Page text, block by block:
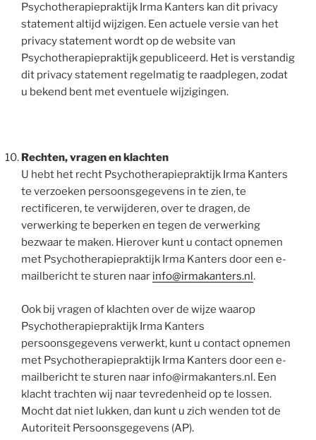
Psychotherapiepraktijk Irma Kanters kan dit privacy
statement altijd wijzigen. Een actuele versie van het
privacy statement wordt op de website van
Psychotherapiepraktijk gepubliceerd. Het is verstandig
dit privacy statement regelmatig te raadplegen, zodat
u bekend bent met eventuele wijzigingen.
Rechten, vragen en klachten
U hebt het recht Psychotherapiepraktijk Irma Kanters
te verzoeken persoonsgegevens in te zien, te
rectificeren, te verwijderen, over te dragen, de
verwerking te beperken en tegen de verwerking
bezwaar te maken. Hierover kunt u contact opnemen
met Psychotherapiepraktijk Irma Kanters door een e-
mailbericht te sturen naar info@irmakanters.nl.
Ook bij vragen of klachten over de wijze waarop
Psychotherapiepraktijk Irma Kanters
persoonsgegevens verwerkt, kunt u contact opnemen
met Psychotherapiepraktijk Irma Kanters door een e-
mailbericht te sturen naar info@irmakanters.nl. Een
klacht trachten wij naar tevredenheid op te lossen.
Mocht dat niet lukken, dan kunt u zich wenden tot de
Autoriteit Persoonsgegevens (AP).